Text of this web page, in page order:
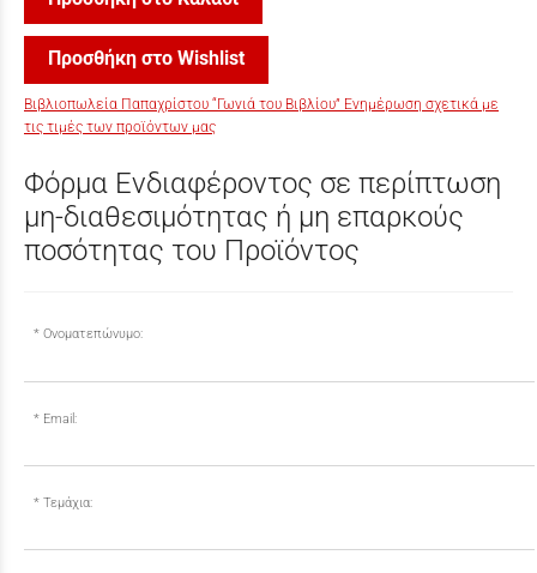
Προσθήκη στο Wishlist
Βιβλιοπωλεία Παπαχρίστου “Γωνιά του Βιβλίου” Ενημέρωση σχετικά με
τις τιμές των προϊόντων μας
Φόρμα Ενδιαφέροντος σε περίπτωση
μη-διαθεσιμότητας ή μη επαρκούς
ποσότητας του Προϊόντος
Ονοματεπώνυμο:
Email:
Τεμάχια: